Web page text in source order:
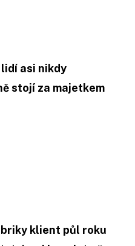
asi nikdy
stojí za majetkem
klient půl roku